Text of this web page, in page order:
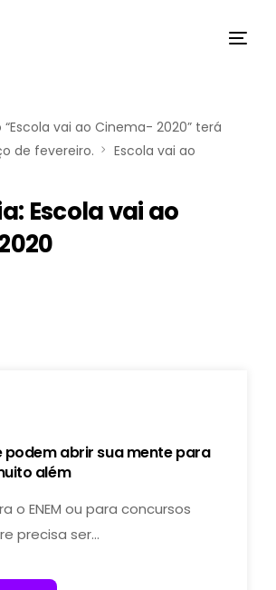
“Escola vai ao Cinema- 2020” terá
de fevereiro.
Escola vai ao
Escola vai ao
podem abrir sua mente para
além
o ENEM ou para concursos
precisa ser…